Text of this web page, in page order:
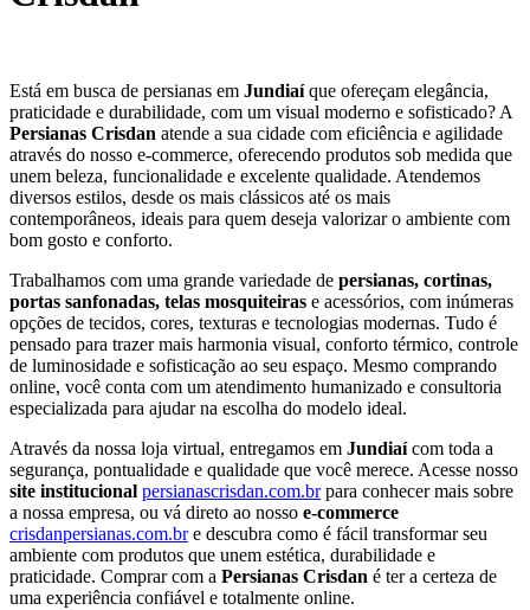
Está em busca de persianas em Jundiaíque ofereçam elegância,
praticidade e durabilidade, com um visual moderno e sofisticado? A
Persianas Crisdan atende a sua cidade com eficiência e agilidade
através do nosso e-commerce, oferecendo produtos sob medida que
unem beleza, funcionalidade e excelente qualidade. Atendemos
diversos estilos, desde os mais clássicos até os mais
contemporâneos, ideais para quem deseja valorizar o ambiente com
bom gosto e conforto.
Trabalhamos com uma grande variedade de persianas, cortinas,
portas sanfonadas, telas mosquiteiras e acessórios, com inúmeras
opções de tecidos, cores, texturas e tecnologias modernas. Tudo é
pensado para trazer mais harmonia visual, conforto térmico, controle
de luminosidade e sofisticação ao seu espaço. Mesmo comprando
online, você conta com um atendimento humanizado e consultoria
especializada para ajudar na escolha do modelo ideal.
Através da nossa loja virtual, entregamos em Jundiaícom toda a
segurança, pontualidade e qualidade que você merece. Acesse nosso
site institucional persianascrisdan.com.brpara conhecer mais sobre
a nossa empresa, ou vá direto ao nosso e-commerce
crisdanpersianas.com.bre descubra como é fácil transformar seu
ambiente com produtos que unem estética, durabilidade e
praticidade. Comprar com a Persianas Crisdan é ter a certeza de
uma experiência confiável e totalmente online.